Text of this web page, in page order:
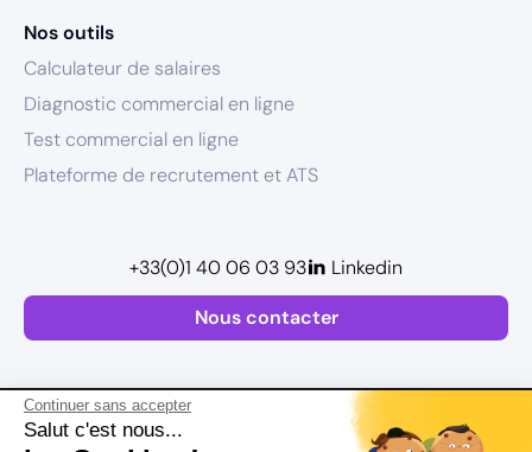
Continuer sans accepter
Salut c'est nous...
Nos outils
Calculateur de salaires
Diagnostic commercial en ligne
Test commercial en ligne
Plateforme de recrutement et ATS
Nous contacter
+33(0)1 40 06 03 93 Linkedin